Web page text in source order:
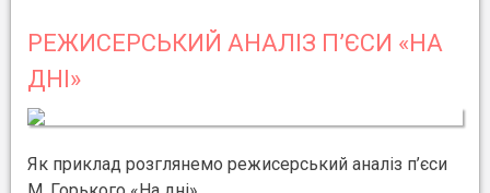
РЕЖИСЕРСЬКИЙ АНАЛІЗ П’ЄСИ «НА
ДНІ»
Як приклад розглянемо режисерський аналіз п’єси